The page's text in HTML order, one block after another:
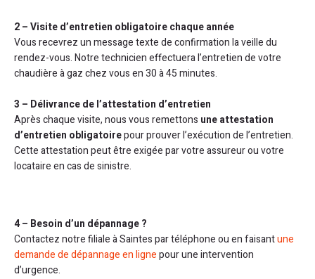
2 – Visite d’entretien obligatoire chaque année
Vous recevrez un message texte de confirmation la veille du
rendez-vous. Notre technicien effectuera l’entretien de votre
chaudière à gaz chez vous en 30 à 45 minutes.
3 – Délivrance de l’attestation d’entretien
Après chaque visite, nous vous remettons une attestation
d’entretien obligatoirepour prouver l’exécution de l’entretien.
Cette attestation peut être exigée par votre assureur ou votre
locataire en cas de sinistre.
4 – Besoin d’un dépannage ?
Contactez notre filiale à Saintes par téléphone ou en faisantune
demande de dépannage en lignepour une intervention
d’urgence.